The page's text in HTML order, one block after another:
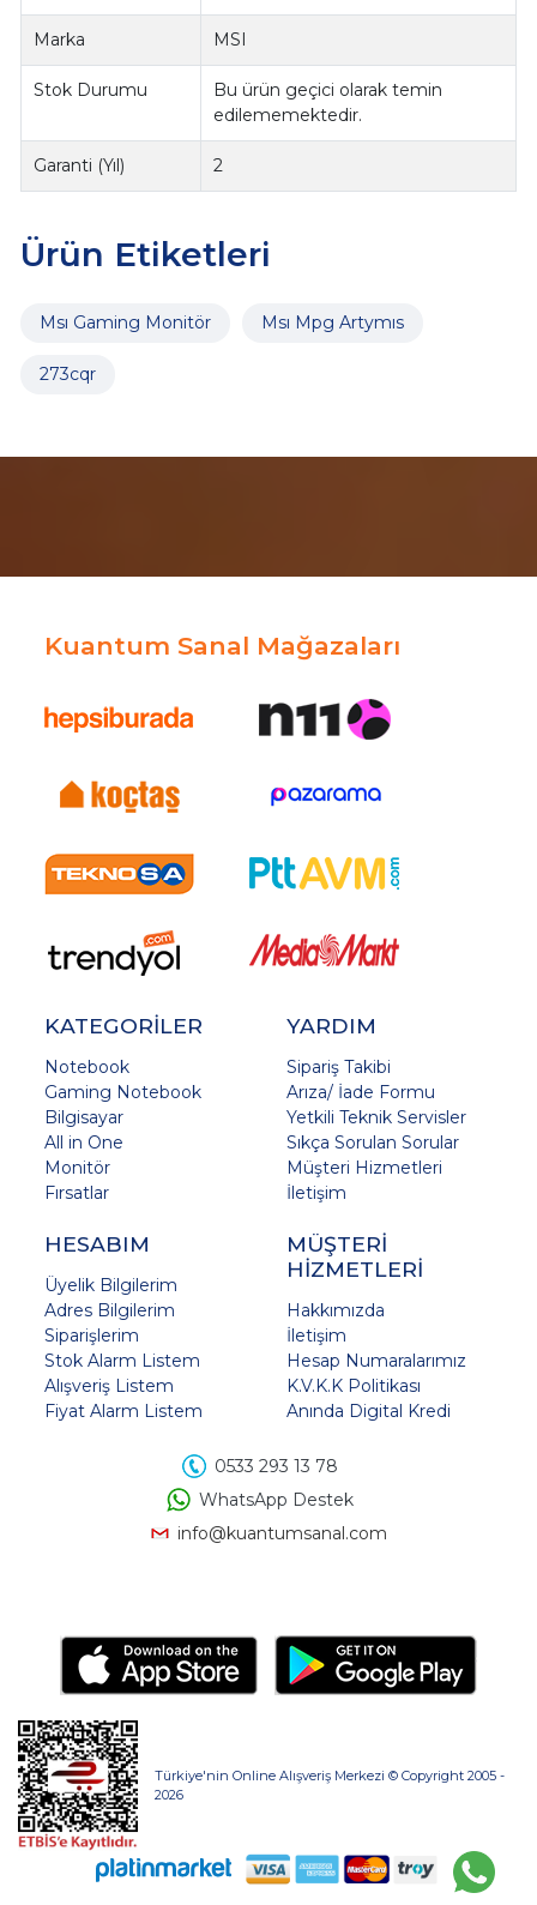
Marka MSI
Stok Durumu
Bu ürün geçici olarak temin
edilememektedir.
Garanti (Yıl) 2
Ürün Etiketleri
Msı Gaming Monitör Msı Mpg Artymıs
273cqr
Kuantum Sanal Mağazaları
KATEGORİLER
Notebook
Gaming Notebook
Bilgisayar
All in One
Monitör
Fırsatlar
YARDIM
Sipariş Takibi
Arıza/ İade Formu
Yetkili Teknik Servisler
Sıkça Sorulan Sorular
Müşteri Hizmetleri
İletişim
HESABIM
Üyelik Bilgilerim
Adres Bilgilerim
Siparişlerim
Stok Alarm Listem
Alışveriş Listem
Fiyat Alarm Listem
MÜŞTERİ
HİZMETLERİ
Hakkımızda
İletişim
Hesap Numaralarımız
K.V.K.K Politikası
Anında Digital Kredi
0533 293 13 78
WhatsApp Destek
info@kuantumsanal.com
Türkiye'nin Online Alışveriş Merkezi © Copyright 2005 -
2026